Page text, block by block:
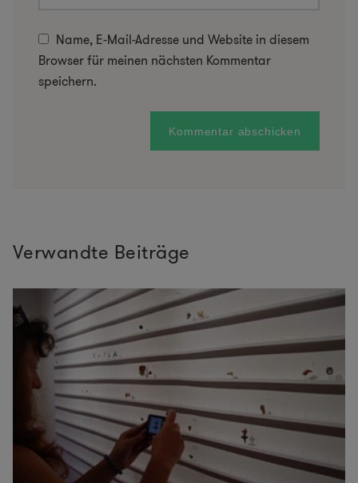
Name, E-Mail-Adresse und Website in diesem
Browser für meinen nächsten Kommentar
speichern.
Verwandte Beiträge